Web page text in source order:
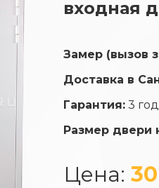
входная
Замер (вызов
Доставка в
Гарантия: 3
Размер двери
Цена: